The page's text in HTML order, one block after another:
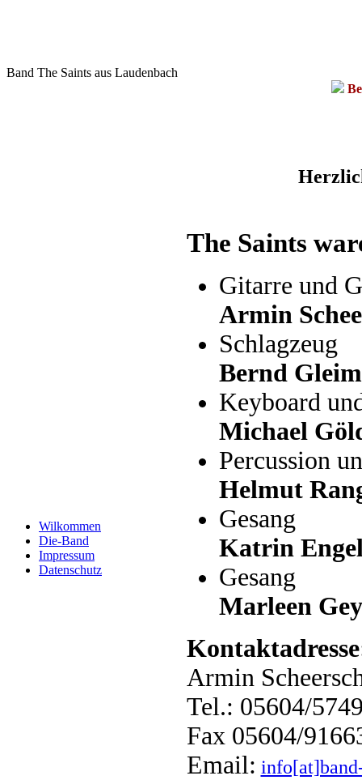
Band The Saints aus Laudenbach
Wilkommen
Die-Band
Impressum
Datenschutz
The Saints
Gitarre und
Armin
Schlagzeug
Bernd Gleim
Keyboard
Michael
Percussion
Helmut
Gesang
Katrin
Gesang
Marleen
Armin
Tel.: 05604/
Fax 05604/
Email: